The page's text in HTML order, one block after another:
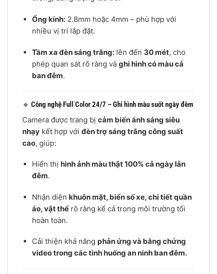
Ống kính:2.8mm hoặc 4mm – phù hợp với
nhiều vị trí lắp đặt.
Tầm xa đèn sáng trắng:lên đến 30 mét, cho
phép quan sát rõ ràng và ghi hình có màu cả
ban đêm.
🔹 Công nghệ Full Color 24/7 – Ghi hình màu suốt ngày đêm
Camera được trang bị cảm biến ánh sáng siêu
nhạy kết hợp với đèn trợ sáng trắng công suất
cao, giúp:
Hiển thị hình ảnh màu thật 100% cả ngày lẫn
đêm.
Nhận diện khuôn mặt, biển số xe, chi tiết quần
áo, vật thểrõ ràng kể cả trong môi trường tối
hoàn toàn.
Cải thiện khả năng phản ứng và bằng chứng
video trong các tình huống an ninh ban đêm.